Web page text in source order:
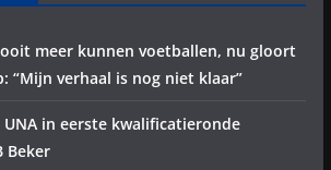
meer kunnen voetballen, nu gloort
“Mijn verhaal is nog niet klaar”
in eerste kwalificatieronde
Beker